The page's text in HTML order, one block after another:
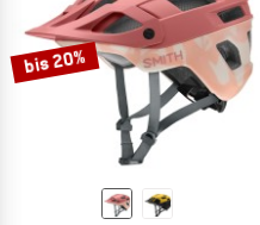
bis 20%